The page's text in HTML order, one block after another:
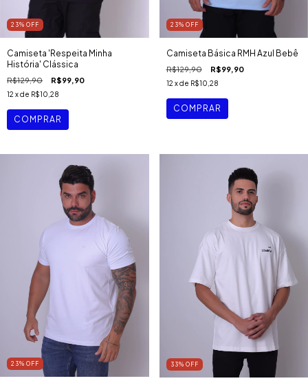
23% OFF
Camiseta 'Respeita Minha
História' Clássica
R$129,90 R$99,90
12 x de R$10,28
COMPRAR
23% OFF
Camiseta Básica RMH Azul Bebê
R$129,90 R$99,90
12 x de R$10,28
COMPRAR
23% OFF 33% OFF